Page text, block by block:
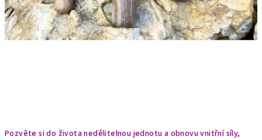
Pozvěte si do života nedělitelnou jednotu a obnovu vnitřní síly,